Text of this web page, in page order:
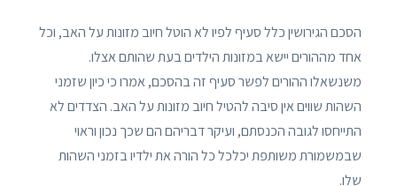
הסכם הגירושין כלל סעיף לפיו לא הוטל חיוב מזונות על האב, וכל
אחד מההורים יישא במזונות הילדים בעת שהותם אצלו.
משנשאלו ההורים לפשר סעיף זה בהסכם, אמרו כי כיון שזמני
השהות שווים אין סיבה להטיל חיוב מזונות על האב. הצדדים לא
התייחסו לגובה הכנסתם, ועיקר דבריהם הם שכך נכון וראוי
שבמשמורת משותפת יכלכל כל הורה את ילדיו בזמני השהות
שלו.